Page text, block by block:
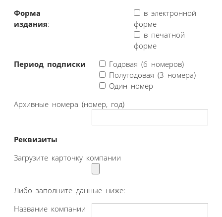
Форма
издания:
в электронной
форме
в печатной
форме
Период подписки
Годовая (6 номеров)
Полугодовая (3 номера)
Один номер
Архивные номера (номер, год)
Реквизиты
Загрузите карточку компании
Либо заполните данные ниже:
Название компании